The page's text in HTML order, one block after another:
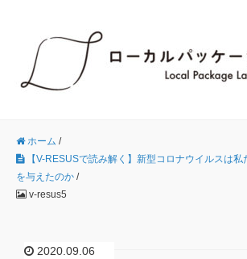
ホーム /
【V-RESUSで読み解く】新型コロナウイルスは
を与えたのか /
v-resus5
2020.09.06